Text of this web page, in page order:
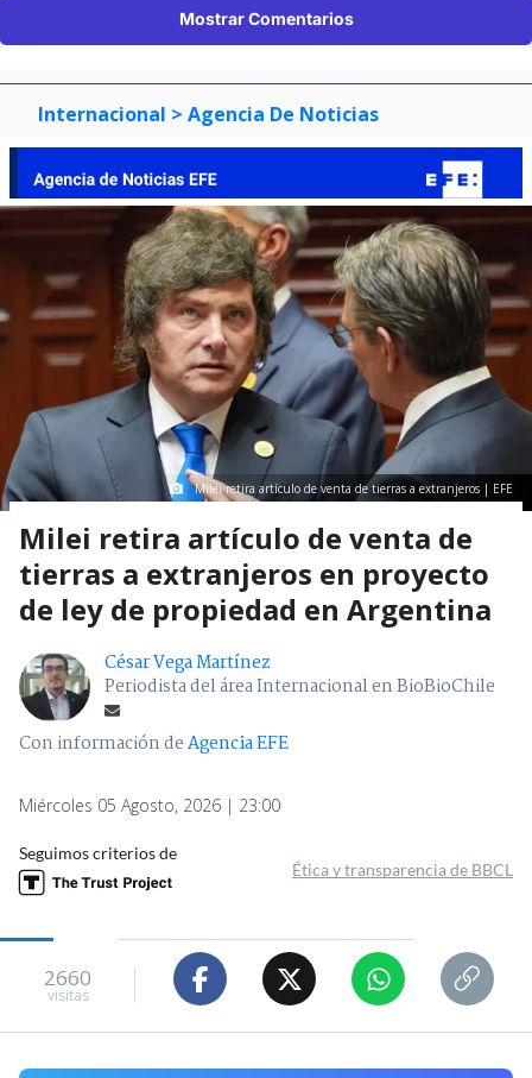
Mostrar Comentarios
Internacional > Agencia De Noticias
Milei retira artículo de venta de tierras a extranjeros | EFE
Milei retira artículo de venta de
tierras a extranjeros en proyecto
de ley de propiedad en Argentina
César Vega Martínez
Periodista del área Internacional en BioBioChile
Con información deAgencia EFE
Miércoles 05 Agosto, 2026 | 23:00
Seguimos criterios de
Ética y transparencia de BBCL
2660
visitas